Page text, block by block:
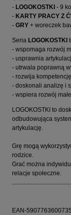
- LOGOKOSTKI - 9
- KARTY PRACY Z
- GRY + woreczek
Seria LOGOKOSTKI
- wspomaga rozwój
- usprawnia
- utrwala poprawną
- rozwija
- doskonali analizę i
- wspiera rozwój
LOGOKOSTKI to
odbudowująca
artykulację.
Grę mogą
rodzice.
Grać można
relacje społeczne.
EAN-5907763600735